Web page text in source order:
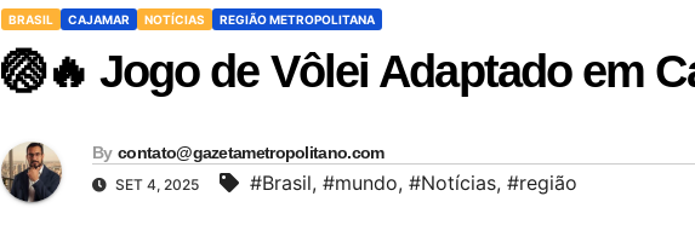
BRASIL CAJAMAR NOTÍCIAS REGIÃO METROPOLITANA
🏐🔥 Jogo de Vôlei Adaptado em
By contato@gazetametropolitano.com
SET 4, 2025 #Brasil, #mundo, #Notícias, #região